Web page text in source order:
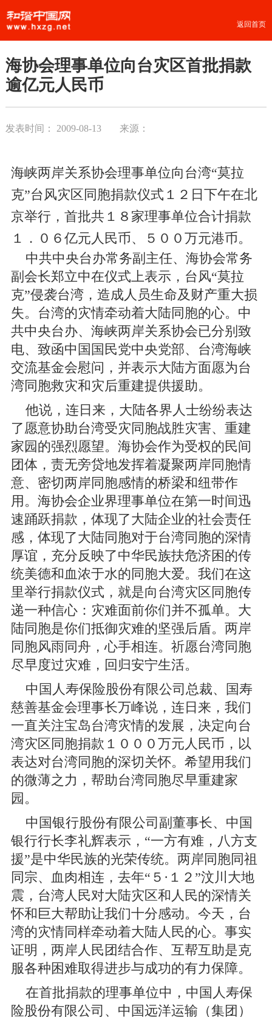
返回首页
海协会理事单位向台灾区首批捐款
逾亿元人民币
发表时间： 2009-08-13 来源：
海峡两岸关系协会理事单位向台湾“莫拉
克”台风灾区同胞捐款仪式１２日下午在北
京举行，首批共１８家理事单位合计捐款
１．０６亿元人民币、５００万元港币。
中共中央台办常务副主任、海协会常务
副会长郑立中在仪式上表示，台风“莫拉
克”侵袭台湾，造成人员生命及财产重大损
失。台湾的灾情牵动着大陆同胞的心。中
共中央台办、海峡两岸关系协会已分别致
电、致函中国国民党中央党部、台湾海峡
交流基金会慰问，并表示大陆方面愿为台
湾同胞救灾和灾后重建提供援助。
他说，连日来，大陆各界人士纷纷表达
了愿意协助台湾受灾同胞战胜灾害、重建
家园的强烈愿望。海协会作为受权的民间
团体，责无旁贷地发挥着凝聚两岸同胞情
意、密切两岸同胞感情的桥梁和纽带作
用。海协会企业界理事单位在第一时间迅
速踊跃捐款，体现了大陆企业的社会责任
感，体现了大陆同胞对于台湾同胞的深情
厚谊，充分反映了中华民族扶危济困的传
统美德和血浓于水的同胞大爱。我们在这
里举行捐款仪式，就是向台湾灾区同胞传
递一种信心：灾难面前你们并不孤单。大
陆同胞是你们抵御灾难的坚强后盾。两岸
同胞风雨同舟，心手相连。祈愿台湾同胞
尽早度过灾难，回归安宁生活。
中国人寿保险股份有限公司总裁、国寿
慈善基金会理事长万峰说，连日来，我们
一直关注宝岛台湾灾情的发展，决定向台
湾灾区同胞捐款１０００万元人民币，以
表达对台湾同胞的深切关怀。希望用我们
的微薄之力，帮助台湾同胞尽早重建家
园。
中国银行股份有限公司副董事长、中国
银行行长李礼辉表示，“一方有难，八方支
援”是中华民族的光荣传统。两岸同胞同祖
同宗、血肉相连，去年“５·１２”汶川大地
震，台湾人民对大陆灾区和人民的深情关
怀和巨大帮助让我们十分感动。今天，台
湾的灾情同样牵动着大陆人民的心。事实
证明，两岸人民团结合作、互帮互助是克
服各种困难取得进步与成功的有力保障。
在首批捐款的理事单位中，中国人寿保
险股份有限公司、中国远洋运输（集团）